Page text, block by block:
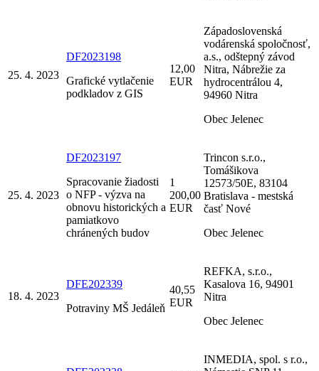
25. 4. 2023
DF2023198
Grafické vytlačenie
podkladov z GIS
12,00
EUR
Západoslovenská
vodárenská spoločnosť,
a.s., odštepný závod
Nitra, Nábrežie za
hydrocentrálou 4,
94960 Nitra
Obec Jelenec
25. 4. 2023
DF2023197
Spracovanie žiadosti
o NFP - výzva na
obnovu historických a
pamiatkovo
chránených budov
1
200,00
EUR
Trincon s.r.o.,
Tomášikova
12573/50E, 83104
Bratislava - mestská
časť Nové
Obec Jelenec
18. 4. 2023
DFE202339
Potraviny MŠ Jedáleň
40,55
EUR
REFKA, s.r.o.,
Kasalova 16, 94901
Nitra
Obec Jelenec
INMEDIA, spol. s r.o.,